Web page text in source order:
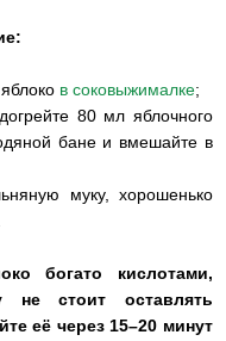
в соковыжималке;
80 мл яблочного
бане и вмешайте в
муку, хорошенько
богато кислотами,
не стоит оставлять
её через 15–20 минут